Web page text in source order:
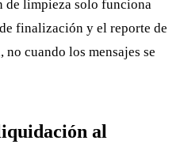
de limpieza solo funciona
finalización y el reporte de
cuando los mensajes se
al